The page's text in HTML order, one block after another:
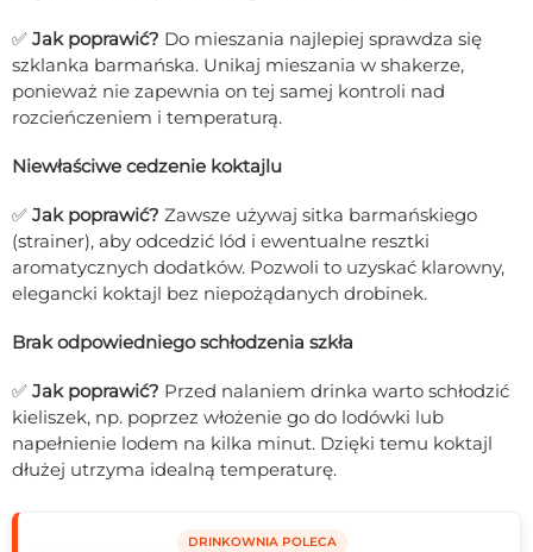
✅ Jak poprawić? Do mieszania najlepiej sprawdza się
szklanka barmańska. Unikaj mieszania w shakerze,
ponieważ nie zapewnia on tej samej kontroli nad
rozcieńczeniem i temperaturą.
Niewłaściwe cedzenie koktajlu
✅ Jak poprawić? Zawsze używaj sitka barmańskiego
(strainer), aby odcedzić lód i ewentualne resztki
aromatycznych dodatków. Pozwoli to uzyskać klarowny,
elegancki koktajl bez niepożądanych drobinek.
Brak odpowiedniego schłodzenia szkła
✅ Jak poprawić? Przed nalaniem drinka warto schłodzić
kieliszek, np. poprzez włożenie go do lodówki lub
napełnienie lodem na kilka minut. Dzięki temu koktajl
dłużej utrzyma idealną temperaturę.
DRINKOWNIA POLECA